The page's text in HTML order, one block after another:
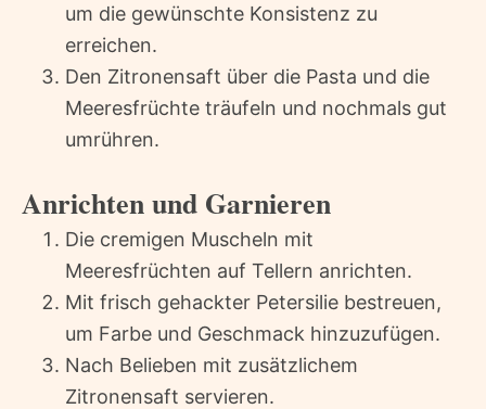
um die gewünschte Konsistenz zu
erreichen.
Den Zitronensaft über die Pasta und die
Meeresfrüchte träufeln und nochmals gut
umrühren.
Anrichten und Garnieren
Die cremigen Muscheln mit
Meeresfrüchten auf Tellern anrichten.
Mit frisch gehackter Petersilie bestreuen,
um Farbe und Geschmack hinzuzufügen.
Nach Belieben mit zusätzlichem
Zitronensaft servieren.